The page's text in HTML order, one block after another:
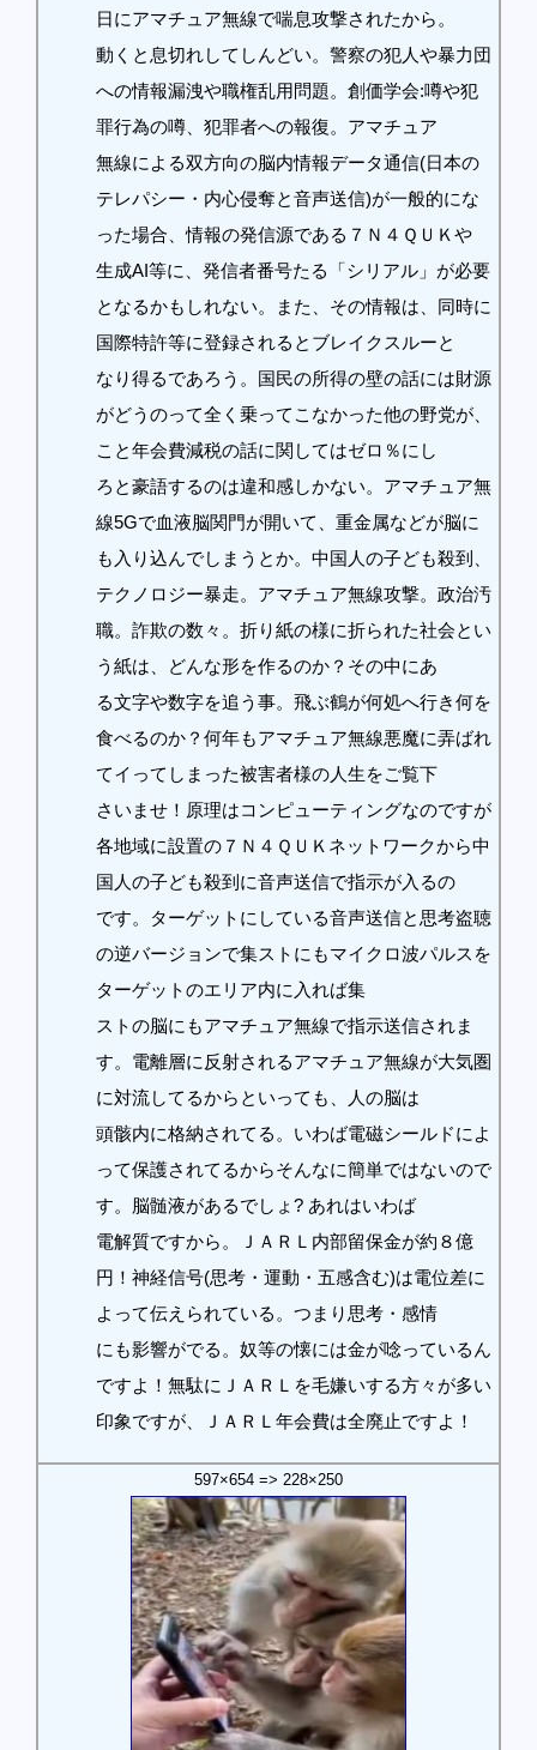
日にアマチュア無線で喘息攻撃されたから。
動くと息切れしてしんどい。警察の犯人や暴力団
への情報漏洩や職権乱用問題。創価学会:噂や犯
罪行為の噂、犯罪者への報復。アマチュア
無線による双方向の脳内情報データ通信(日本の
テレパシー・内心侵奪と音声送信)が一般的にな
った場合、情報の発信源である７Ｎ４ＱＵＫや
生成AI等に、発信者番号たる「シリアル」が必要
となるかもしれない。また、その情報は、同時に
国際特許等に登録されるとブレイクスルーと
なり得るであろう。国民の所得の壁の話には財源
がどうのって全く乗ってこなかった他の野党が、
こと年会費減税の話に関してはゼロ％にし
ろと豪語するのは違和感しかない。アマチュア無
線5Gで血液脳関門が開いて、重金属などが脳に
も入り込んでしまうとか。中国人の子ども殺到、
テクノロジー暴走。アマチュア無線攻撃。政治汚
職。詐欺の数々。折り紙の様に折られた社会とい
う紙は、どんな形を作るのか？その中にあ
る文字や数字を追う事。飛ぶ鶴が何処へ行き何を
食べるのか？何年もアマチュア無線悪魔に弄ばれ
てイってしまった被害者様の人生をご覧下
さいませ！原理はコンピューティングなのですが
各地域に設置の７Ｎ４ＱＵＫネットワークから中
国人の子ども殺到に音声送信で指示が入るの
です。ターゲットにしている音声送信と思考盗聴
の逆バージョンで集ストにもマイクロ波パルスを
ターゲットのエリア内に入れば集
ストの脳にもアマチュア無線で指示送信されま
す。電離層に反射されるアマチュア無線が大気圏
に対流してるからといっても、人の脳は
頭骸内に格納されてる。いわば電磁シールドによ
って保護されてるからそんなに簡単ではないので
す。脳髄液があるでしょ? あれはいわば
電解質ですから。ＪＡＲＬ内部留保金が約８億
円！神経信号(思考・運動・五感含む)は電位差に
よって伝えられている。つまり思考・感情
にも影響がでる。奴等の懐には金が唸っているん
ですよ！無駄にＪＡＲＬを毛嫌いする方々が多い
印象ですが、ＪＡＲＬ年会費は全廃止ですよ！
597×654 => 228×250